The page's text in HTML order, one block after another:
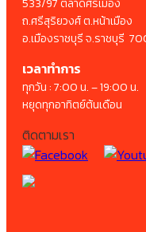
533/97 ตลาดศรีเมือง
ถ.ศรีสุริยวงศ์ ต.หน้าเมือง
อ.เมืองราชบุรี จ.ราชบุรี
เวลาทำการ
ทุกวัน : 7:00 น. – 19:00 น.
หยุดทุกอาทิตย์ต้นเดือน
ติดตามเรา